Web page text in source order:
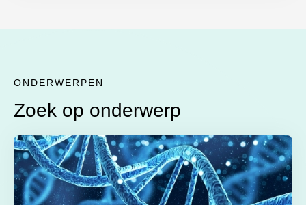
ONDERWERPEN
Zoek op onderwerp